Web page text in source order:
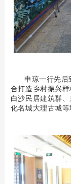
申琼一行先后
合打造乡村振兴样
白沙民居建筑群
化名城大理古城